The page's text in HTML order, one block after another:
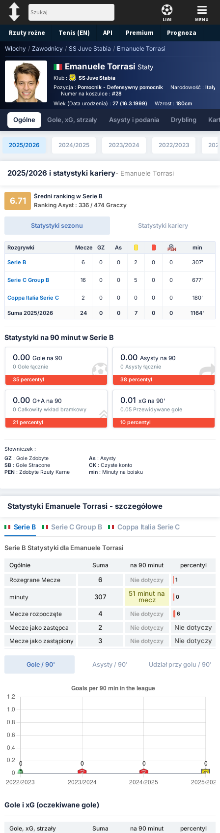
LIGI MENU
Rzuty rożne Tenis (EN) API Premium Prognoza
Włochy / Zawodnicy / SS Juve Stabia / Emanuele Torrasi
Emanuele Torrasi Staty
Klub :
SS Juve Stabia
Pozycja : Pomocnik - Defensywny pomocnik Narodowość :Italy
Numer na koszulce :#28
Wiek (Data urodzenia) : 27 (16.3.1999) Wzrost :180cm
Ogólne Gole, xG, strzały Asysty i podania Drybling
2025/2026 2024/2025 2023/2024 2022/2023
2025/2026 i statystyki kariery- Emanuele Torrasi
6.71
Średni ranking w Serie B
Ranking Asyst : 336 / 474 Graczy
Statystyki sezonu Statystyki kariery
Rozgrywki Mecze GZ As PEN min
Serie B 6 0 0 2 0 0 307'
Serie C Group B 16 0 0 5 0 0 677'
Coppa Italia Serie C 2 0 0 0 0 0 180'
Suma 2025/2026 24 0 0 7 0 0 1164'
Statystyki na 90 minut w Serie B
0.00 Gole na 90
0 Gole łącznie
35 percentyl
0.00 Asysty na 90
0 Asysty łącznie
38 percentyl
0.00 G+A na 90
0 Całkowity wkład bramkowy
21 percentyl
0.01 xG na 90'
0.05 Przewidywane gole
10 percentyl
Słowniczek :
GZ: Gole Zdobyte As: Asysty
SB: Gole Stracone CK: Czyste konto
PEN: Zdobyte Rzuty Karne min: Minuty na boisku
Statystyki Emanuele Torrasi - szczegółowe
Serie B Serie C Group B Coppa Italia Serie C
Serie B Statystyki dla Emanuele Torrasi
Ogólnie Suma na 90 minut
percentyl
Rozegrane Mecze
6 Nie dotyczy 1
minuty 307
51 minut na
mecz
0
Mecze rozpoczęte 4 Nie dotyczy 6
Mecze jako zastępca 2 Nie dotyczy Nie dotyczy
Mecze jako zastąpiony 3 Nie dotyczy Nie dotyczy
Gole / 90' Asysty / 90' Udział przy golu / 90'
Gole i xG (oczekiwane gole)
Gole, xG, strzały Suma na 90 minut
percentyl